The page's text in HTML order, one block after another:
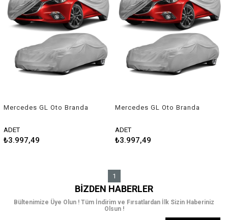
Mercedes GL Oto Branda
ADET
₺3.997,49
Mercedes GL Oto Branda
ADET
₺3.997,49
1
BIZDEN HABERLER
Bültenimize Üye Olun ! Tüm İndirim ve Fırsatlardan İlk Sizin Haberiniz
Olsun !